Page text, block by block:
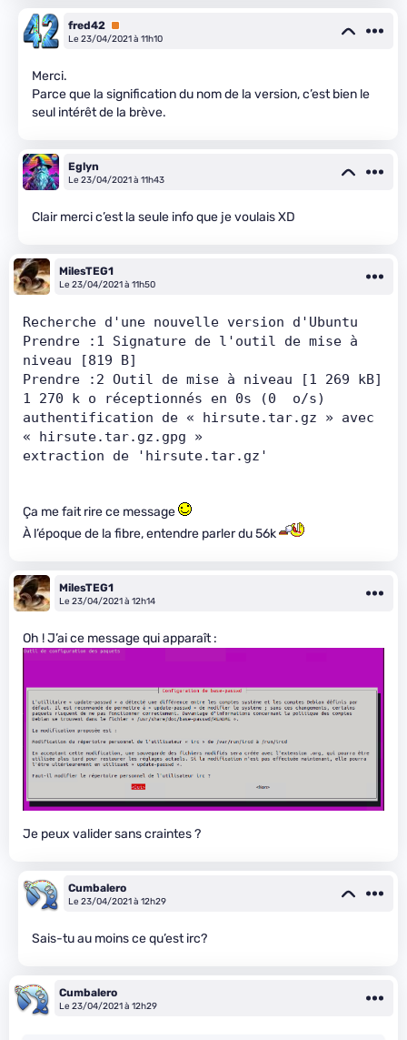
fred42 Premium
Le 23/04/2021 à 11h10
Merci.
Parce que la signification du nom de la version, c’est bien le
seul intérêt de la brève.
Eglyn
Le 23/04/2021 à 11h43
Clair merci c’est la seule info que je voulais XD
MilesTEG1
Le 23/04/2021 à 11h50
Recherche d'une nouvelle version d'Ubuntu
Prendre :1 Signature de l'outil de mise à
niveau [819 B]
authentification de « hirsute.tar.gz » avec
« hirsute.tar.gz.gpg »
extraction de 'hirsute.tar.gz'
Ça me fait rire ce message
À l’époque de la fibre, entendre parler du 56k
MilesTEG1
Le 23/04/2021 à 12h14
Oh ! J’ai ce message qui apparaît :
Je peux valider sans craintes ?
Cumbalero
Le 23/04/2021 à 12h29
Sais-tu au moins ce qu’est irc?
Cumbalero
Le 23/04/2021 à 12h29